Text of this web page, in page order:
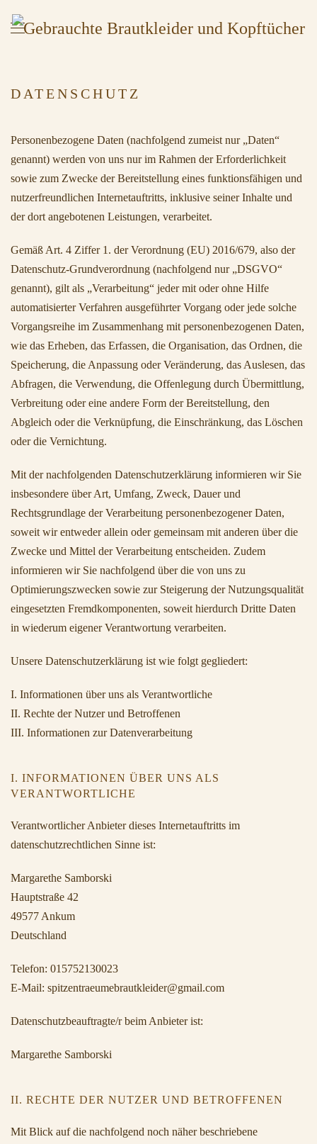
DATENSCHUTZ
Personenbezogene Daten (nachfolgend zumeist nur „Daten“
genannt) werden von uns nur im Rahmen der Erforderlichkeit
sowie zum Zwecke der Bereitstellung eines funktionsfähigen und
nutzerfreundlichen Internetauftritts, inklusive seiner Inhalte und
der dort angebotenen Leistungen, verarbeitet.
Gemäß Art. 4 Ziffer 1. der Verordnung (EU) 2016/679, also der
Datenschutz-Grundverordnung (nachfolgend nur „DSGVO“
genannt), gilt als „Verarbeitung“ jeder mit oder ohne Hilfe
automatisierter Verfahren ausgeführter Vorgang oder jede solche
Vorgangsreihe im Zusammenhang mit personenbezogenen Daten,
wie das Erheben, das Erfassen, die Organisation, das Ordnen, die
Speicherung, die Anpassung oder Veränderung, das Auslesen, das
Abfragen, die Verwendung, die Offenlegung durch Übermittlung,
Verbreitung oder eine andere Form der Bereitstellung, den
Abgleich oder die Verknüpfung, die Einschränkung, das Löschen
oder die Vernichtung.
Mit der nachfolgenden Datenschutzerklärung informieren wir Sie
insbesondere über Art, Umfang, Zweck, Dauer und
Rechtsgrundlage der Verarbeitung personenbezogener Daten,
soweit wir entweder allein oder gemeinsam mit anderen über die
Zwecke und Mittel der Verarbeitung entscheiden. Zudem
informieren wir Sie nachfolgend über die von uns zu
Optimierungszwecken sowie zur Steigerung der Nutzungsqualität
eingesetzten Fremdkomponenten, soweit hierdurch Dritte Daten
in wiederum eigener Verantwortung verarbeiten.
Unsere Datenschutzerklärung ist wie folgt gegliedert:
I. Informationen über uns als Verantwortliche
II. Rechte der Nutzer und Betroffenen
III. Informationen zur Datenverarbeitung
I. INFORMATIONEN ÜBER UNS ALS
VERANTWORTLICHE
Verantwortlicher Anbieter dieses Internetauftritts im
datenschutzrechtlichen Sinne ist:
Margarethe Samborski
Hauptstraße 42
49577 Ankum
Deutschland
Telefon: 015752130023
E-Mail: spitzentraeumebrautkleider@gmail.com
Datenschutzbeauftragte/r beim Anbieter ist:
Margarethe Samborski
II. RECHTE DER NUTZER UND BETROFFENEN
Mit Blick auf die nachfolgend noch näher beschriebene